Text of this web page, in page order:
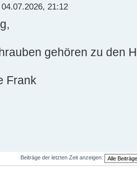
21:12
gehören zu den
Frank
Beiträge der letzten Zeit anzeigen: